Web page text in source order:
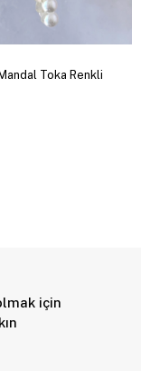
Toka Renkli
için